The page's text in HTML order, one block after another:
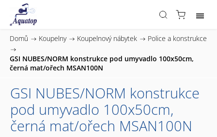
Domů / Koupelny / Koupelnový nábytek /
Police a konstrukce
/
GSI NUBES/NORM konstrukce pod umyvadlo 100x50cm,
černá mat/ořech MSAN100N
GSI NUBES/NORM konstrukce
pod umyvadlo 100x50cm,
černá mat/ořech MSAN100N